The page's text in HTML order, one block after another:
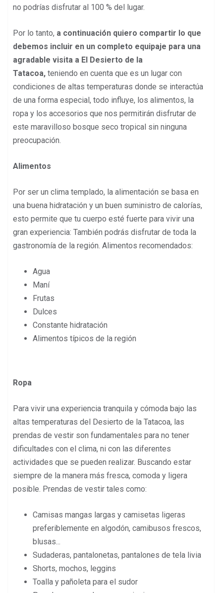
no podrías disfrutar al 100 % del lugar.
Por lo tanto, a continuación quiero compartir lo que
debemos incluir en un completo equipaje para una
agradable visita a El Desierto de la
Tatacoa, teniendo en cuenta que es un lugar con
condiciones de altas temperaturas donde se interactúa
de una forma especial, todo influye, los alimentos, la
ropa y los accesorios que nos permitirán disfrutar de
este maravilloso bosque seco tropical sin ninguna
preocupación.
Alimentos
Por ser un clima templado, la alimentación se basa en
una buena hidratación y un buen suministro de calorías,
esto permite que tu cuerpo esté fuerte para vivir una
gran experiencia: También podrás disfrutar de toda la
gastronomía de la región. Alimentos recomendados:
Agua
Maní
Frutas
Dulces
Constante hidratación
Alimentos típicos de la región
Ropa
Para vivir una experiencia tranquila y cómoda bajo las
altas temperaturas del Desierto de la Tatacoa, las
prendas de vestir son fundamentales para no tener
dificultades con el clima, ni con las diferentes
actividades que se pueden realizar. Buscando estar
siempre de la manera más fresca, comoda y ligera
posible. Prendas de vestir tales como:
Camisas mangas largas y camisetas ligeras
preferiblemente en algodón, camibusos frescos,
blusas...
Sudaderas, pantalonetas, pantalones de tela livia
Shorts, mochos, leggins
Toalla y pañoleta para el sudor